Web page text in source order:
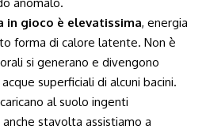
in gioco è elevatissima, energia
forma di calore latente. Non è
si generano e divengono
superficiali di alcuni bacini.
al suolo ingenti
stavolta assistiamo a